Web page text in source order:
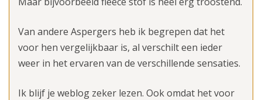
Van andere Aspergers heb ik begrepen dat het
voor hen vergelijkbaar is, al verschilt een ieder
weer in het ervaren van de verschillende sensaties.
Ik blijf je weblog zeker lezen. Ook omdat het voor